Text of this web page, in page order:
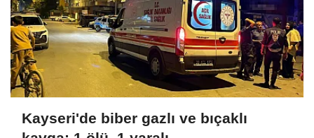
Kayseri'de biber gazlı ve bıçaklı